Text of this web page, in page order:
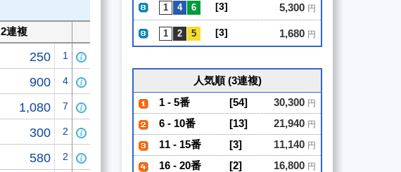
2連複
250 1
900 4
1,080 7
300 2
580 2
[3] 5,300 円
[3] 1,680 円
人気順 (3連複)
1 - 5番
[54] 30,300 円
6 - 10番 [13] 21,940 円
11 - 15番 [3] 11,140 円
16 - 20番 [2] 16,800 円